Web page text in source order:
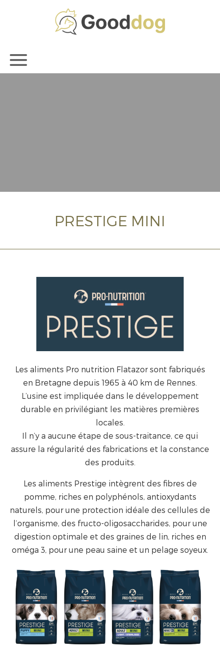
PRESTIGE MINI
Les aliments Pro nutrition Flatazor sont fabriqués
en Bretagne depuis 1965 à 40 km de Rennes.
L’usine est impliquée dans le développement
durable en privilégiant les matières premières
locales.
Il n’y a aucune étape de sous-traitance, ce qui
assure la régularité des fabrications et la constance
des produits.
Les aliments Prestige intègrent des fibres de
pomme, riches en polyphénols, antioxydants
naturels, pour une protection idéale des cellules de
l’organisme, des fructo-oligosaccharides, pour une
digestion optimale et des graines de lin, riches en
oméga 3, pour une peau saine et un pelage soyeux.